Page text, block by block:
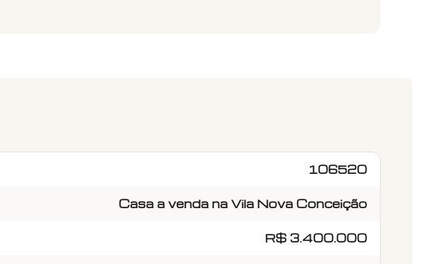
106520
Casa a venda na Vila Nova Conceição
R$ 3.400.000